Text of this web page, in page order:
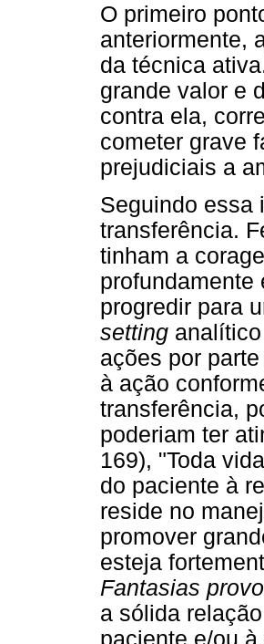
O primeiro
anteriormente,
da técnica
grande valor e
contra ela,
cometer grave
prejudiciais a
Seguindo essa
transferência.
tinham a
profundamente
progredir para
setting
ações por
à ação
transferência,
poderiam ter
169), "Toda
do paciente à
reside no
promover
esteja
Fantasias
a sólida